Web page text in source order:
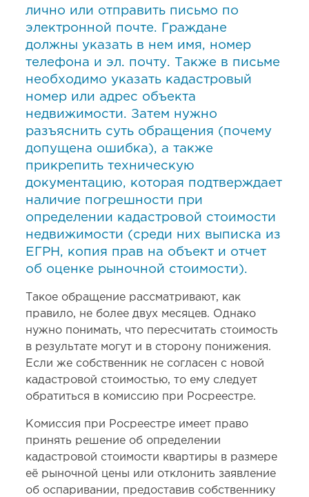
лично или отправить письмо по
электронной почте. Граждане
должны указать в нем имя, номер
телефона и эл. почту. Также в письме
необходимо указать кадастровый
номер или адрес объекта
недвижимости. Затем нужно
разъяснить суть обращения (почему
допущена ошибка), а также
прикрепить техническую
документацию, которая подтверждает
наличие погрешности при
определении кадастровой стоимости
недвижимости (среди них выписка из
ЕГРН, копия прав на объект и отчет
об оценке рыночной стоимости).
Такое обращение рассматривают, как
правило, не более двух месяцев. Однако
нужно понимать, что пересчитать стоимость
в результате могут и в сторону понижения.
Если же собственник не согласен с новой
кадастровой стоимостью, то ему следует
обратиться в комиссию при Росреестре.
Комиссия при Росреестре имеет право
принять решение об определении
кадастровой стоимости квартиры в размере
её рыночной цены или отклонить заявление
об оспаривании, предоставив собственнику